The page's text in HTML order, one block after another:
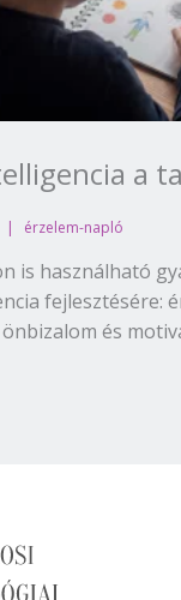
a
érzelem-napló
is használható
fejlesztésére:
és